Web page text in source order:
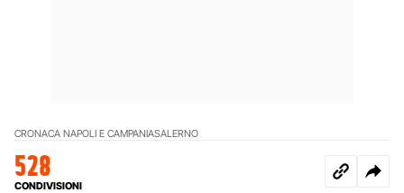
CRONACA NAPOLI E CAMPANIASALERNO
528
CONDIVISIONI